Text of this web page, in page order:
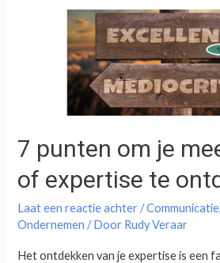
7 punten om je
of expertise te
Laat een reactie achter /Communicatie
Ondernemen / Door Rudy Veraar
Het ontdekken van je expertise is een